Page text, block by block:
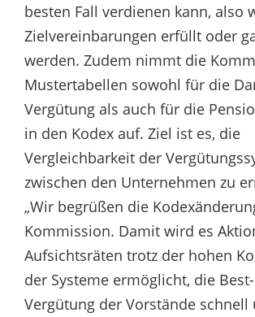
besten Fall verdienen kann, also
Zielvereinbarungen erfüllt oder
werden. Zudem nimmt die
Mustertabellen sowohl für die
Vergütung als auch für die
in den Kodex auf. Ziel ist es, die
Vergleichbarkeit der
zwischen den Unternehmen zu
„Wir begrüßen die
Kommission. Damit wird es
Aufsichtsräten trotz der hohen
der Systeme ermöglicht, die Best-
Vergütung der Vorstände schnell